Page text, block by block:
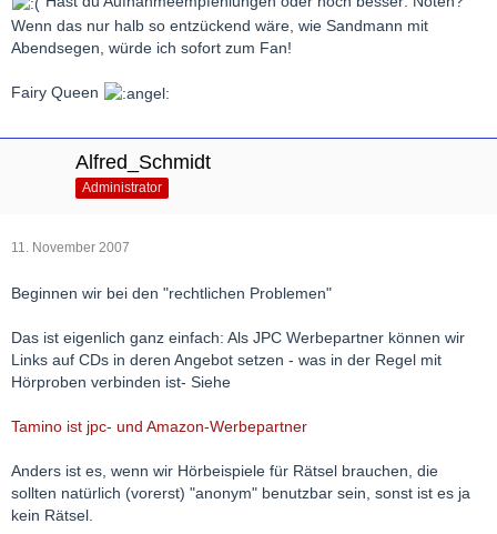
Wenn das nur halb so entzückend wäre, wie Sandmann mit
Abendsegen, würde ich sofort zum Fan!
Fairy Queen
Alfred_Schmidt
Administrator
11. November 2007
Beginnen wir bei den "rechtlichen Problemen"
Das ist eigenlich ganz einfach: Als JPC Werbepartner können wir
Links auf CDs in deren Angebot setzen - was in der Regel mit
Hörproben verbinden ist- Siehe
Tamino ist jpc- und Amazon-Werbepartner
Anders ist es, wenn wir Hörbeispiele für Rätsel brauchen, die
sollten natürlich (vorerst) "anonym" benutzbar sein, sonst ist es ja
kein Rätsel.